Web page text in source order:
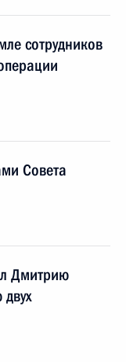
сотрудников
Совета
Дмитрию